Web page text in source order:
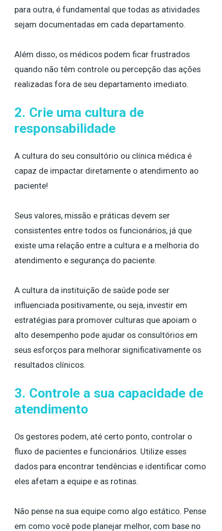
para outra, é fundamental que todas as atividades
sejam documentadas em cada departamento.
Além disso, os médicos podem ficar frustrados
quando não têm controle ou percepção das ações
realizadas fora de seu departamento imediato.
2. Crie uma cultura de
responsabilidade
A cultura do seu consultório ou clínica médica é
capaz de impactar diretamente o atendimento ao
paciente!
Seus valores, missão e práticas devem ser
consistentes entre todos os funcionários, já que
existe uma relação entre a cultura e a melhoria do
atendimento e segurança do paciente.
A cultura da instituição de saúde pode ser
influenciada positivamente, ou seja, investir em
estratégias para promover culturas que apoiam o
alto desempenho pode ajudar os consultórios em
seus esforços para melhorar significativamente os
resultados clínicos.
3. Controle a sua capacidade de
atendimento
Os gestores podem, até certo ponto, controlar o
fluxo de pacientes e funcionários. Utilize esses
dados para encontrar tendências e identificar como
eles afetam a equipe e as rotinas.
Não pense na sua equipe como algo estático. Pense
em como você pode planejar melhor, com base no